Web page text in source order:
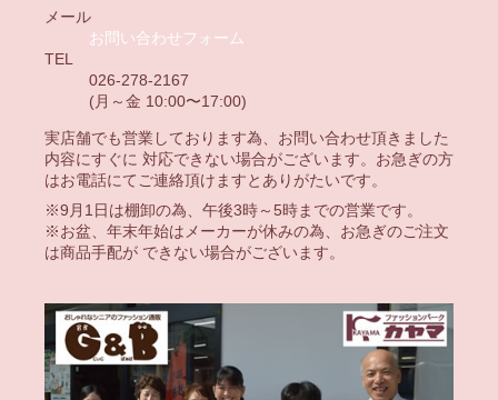
メール
お問い合わせフォーム
TEL
026-278-2167
(月～金 10:00〜17:00)
実店舗でも営業しております為、お問い合わせ頂きました
内容にすぐに 対応できない場合がございます。お急ぎの方
はお電話にてご連絡頂けますとありがたいです。
※9月1日は棚卸の為、午後3時～5時までの営業です。
※お盆、年末年始はメーカーが休みの為、お急ぎのご注文
は商品手配が できない場合がございます。